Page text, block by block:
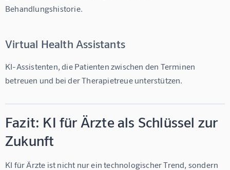
Behandlungshistorie.
Virtual Health Assistants
KI-Assistenten, die Patienten zwischen den Terminen
betreuen und bei der Therapietreue unterstützen.
Fazit: KI für Ärzte als Schlüssel zur
Zukunft
KI für Ärzte ist nicht nur ein technologischer Trend, sondern